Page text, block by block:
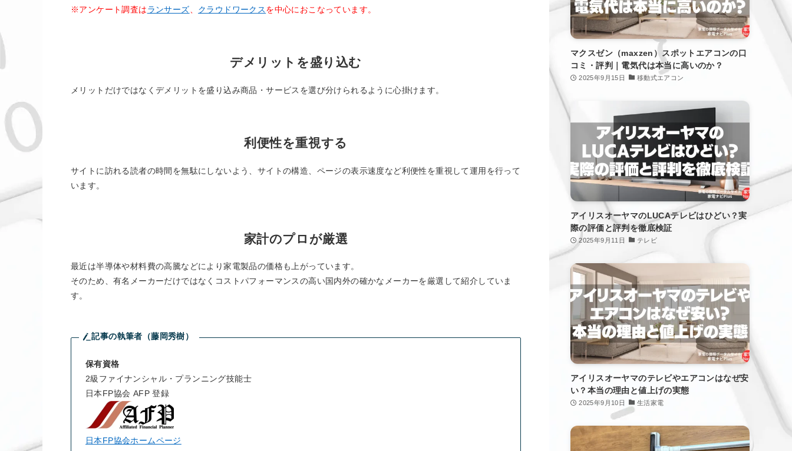
※アンケート調査はランサーズ クラウドワークスを中心におこなっています。
デメリットを盛り込む
メリットだけではなくデメリットを盛り込み商品・サービスを選び分けられるように心掛けます。
利便性を重視する
サイトに訪れる読者の時間を無駄にしないよう、サイトの構造、ページの表示速度など利便性を重視して運用を行って
います。
家計のプロが厳選
最近は半導体や材料費の高騰などにより家電製品の価格も上がっています。
そのため、有名メーカーだけではなくコストパフォーマンスの高い国内外の確かなメーカーを厳選して紹介していま
す。
記事の執筆者（藤岡秀樹）
保有資格
2級ファイナンシャル・プランニング技能士
日本FP協会 AFP 登録
日本FP協会ホームページ
マクスゼン（maxzen）スポットエアコンの口
コミ・評判｜電気代は本当に高いのか？
2025年9月15日 移動式エアコン
アイリスオーヤマのLUCAテレビはひどい？実
際の評価と評判を徹底検証
2025年9月11日 テレビ
アイリスオーヤマのテレビやエアコンはなぜ安
い？本当の理由と値上げの実態
2025年9月10日 生活家電